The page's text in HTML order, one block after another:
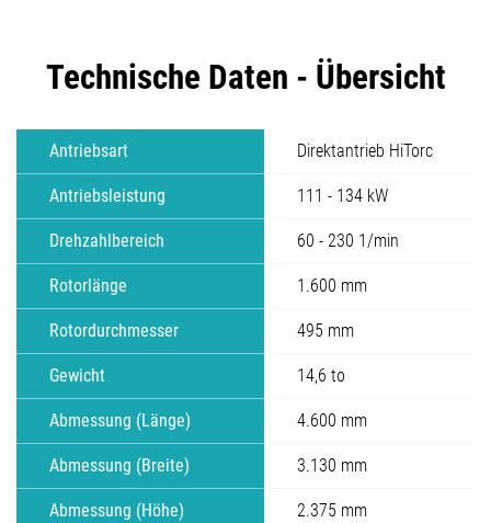
Technische Daten - Übersicht
Antriebsart Direktantrieb HiTorc
Antriebsleistung 111 - 134 kW
Drehzahlbereich 60 - 230 1/min
Rotorlänge 1.600 mm
Rotordurchmesser 495 mm
Gewicht 14,6 to
Abmessung (Länge) 4.600 mm
Abmessung (Breite) 3.130 mm
Abmessung (Höhe) 2.375 mm